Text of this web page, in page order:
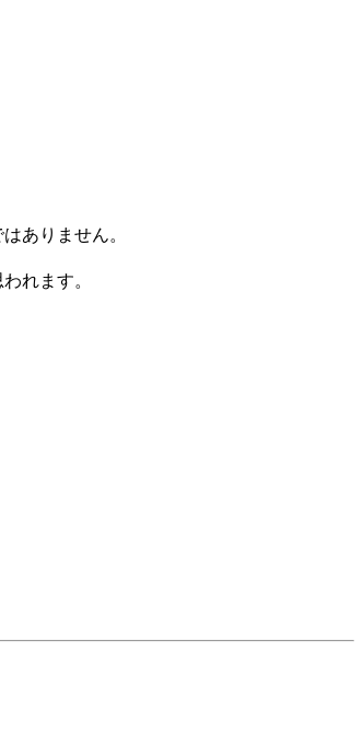
ありません。
れます。